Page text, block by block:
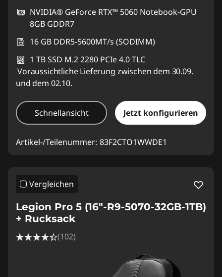
NVIDIA® GeForce RTX™ 5060 Notebook-GPU
8GB GDDR7
16 GB DDR5-5600MT/s (SODIMM)
1 TB SSD M.2 2280 PCIe 4.0 TLC
Voraussichtliche Lieferung zwischen dem 30.09.
und dem 02.10.
Schnellansicht Jetzt konfigurieren
Artikel-/Teilenummer: 83F2CTO1WWDE1
Vergleichen
Legion Pro 5 (16"-R9-5070-32GB-1TB)
+ Rucksack
(102)